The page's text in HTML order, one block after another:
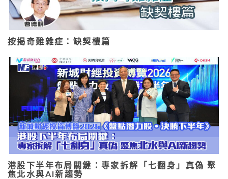
按揭奇難雜症：缺契樓篇
港股下半年布局關鍵：專家拆解「七翻身」真偽 聚
焦北水與AI新趨勢